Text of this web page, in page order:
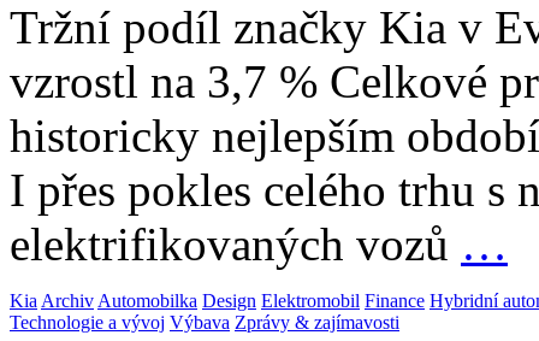
Tržní podíl značky Kia v
vzrostl na 3,7 % Celkové
historicky nejlepším
I přes pokles celého trhu
elektrifikovaných vozů …
Kia Archiv Automobilka Design Elektromobil Finance Hybridní
Technologie a vývoj Výbava Zprávy & zajímavosti